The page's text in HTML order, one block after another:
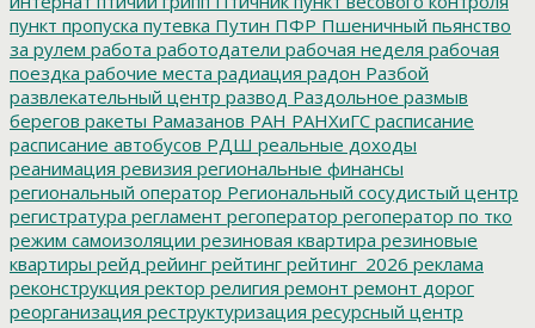
пункт пропуска путевка Путин ПФР Пшеничный пьянство
за рулем работа работодатели рабочая неделя рабочая
поездка рабочие места радиация радон Разбой
развлекательный центр развод Раздольное размыв
берегов ракеты Рамазанов РАН РАНХиГС расписание
расписание автобусов РДШ реальные доходы
реанимация ревизия региональные финансы
региональный оператор Региональный сосудистый центр
регистратура регламент регоператор регоператор по тко
режим самоизоляции резиновая квартира резиновые
квартиры рейд рейинг рейтинг рейтинг_2026 реклама
реконструкция ректор религия ремонт ремонт дорог
реорганизация реструктуризация ресурсный центр